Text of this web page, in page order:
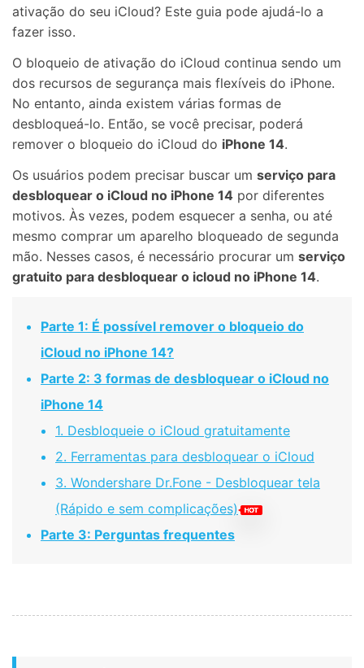
ativação do seu iCloud? Este guia pode ajudá-lo a
fazer isso.
O bloqueio de ativação do iCloud continua sendo um
dos recursos de segurança mais flexíveis do iPhone.
No entanto, ainda existem várias formas de
desbloqueá-lo. Então, se você precisar, poderá
remover o bloqueio do iCloud do iPhone 14.
Os usuários podem precisar buscar um serviço para
desbloquear o iCloud no iPhone 14 por diferentes
motivos. Às vezes, podem esquecer a senha, ou até
mesmo comprar um aparelho bloqueado de segunda
mão. Nesses casos, é necessário procurar um serviço
gratuito para desbloquear o icloud no iPhone 14.
Parte 1: É possível remover o bloqueio do
iCloud no iPhone 14?
Parte 2: 3 formas de desbloquear o iCloud no
iPhone 14
1. Desbloqueie o iCloud gratuitamente
2. Ferramentas para desbloquear o iCloud
3. Wondershare Dr.Fone - Desbloquear tela
(Rápido e sem complicações)
Parte 3: Perguntas frequentes